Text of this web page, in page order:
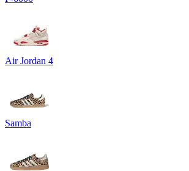
Air Jordan 4
Samba